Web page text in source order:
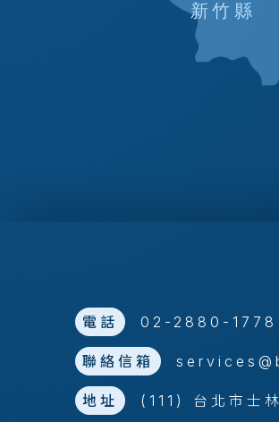
新竹縣
電話 02-2880-1778
聯絡信箱
地址 (111) 台北市士